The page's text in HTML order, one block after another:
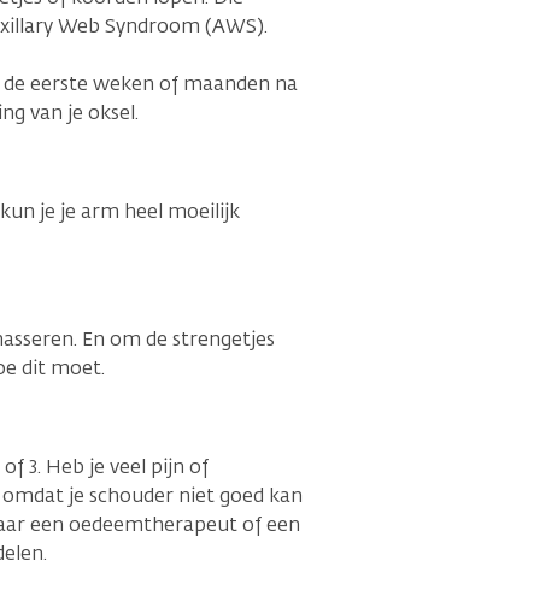
Web Syndroom (AWS).
eerste weken of maanden na
van je oksel.
je je arm heel moeilijk
En om de strengetjes
dit moet.
3. Heb je veel pijn of
je schouder niet goed kan
een oedeemtherapeut of een